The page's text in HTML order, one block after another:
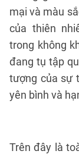
mại và màu
của thiên
trong không
đang tụ tập
tượng của sự
yên bình và
Trên đây là